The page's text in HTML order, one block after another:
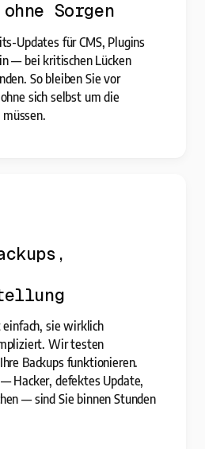
Sorgen
Updates für CMS, Plugins
— bei kritischen Lücken
So bleiben Sie vor
sich selbst um die
sie wirklich
Wir testen
Backups funktionieren.
Hacker, defektes Update,
— sind Sie binnen Stunden